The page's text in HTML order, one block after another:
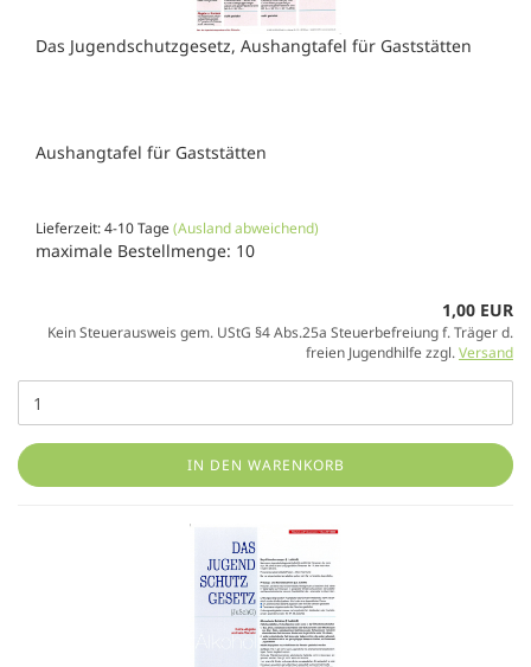
Das Jugendschutzgesetz, Aushangtafel für Gaststätten
Aushangtafel für Gaststätten
Lieferzeit: 4-10 Tage(Ausland abweichend)
maximale Bestellmenge: 10
1,00 EUR
Kein Steuerausweis gem. UStG §4 Abs.25a Steuerbefreiung f. Träger d.
freien Jugendhilfe zzgl.Versand
IN DEN WARENKORB